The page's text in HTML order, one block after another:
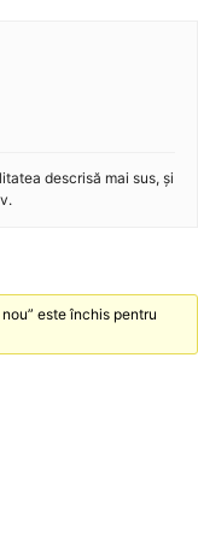
descrisă mai sus, și
este închis pentru